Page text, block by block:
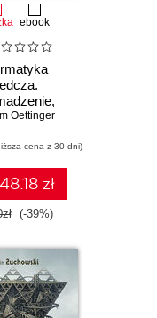
Upom Malik
ebook
i
dla
II
Oettinger
cena z 30 dni)
48.18 zł
(-39%)